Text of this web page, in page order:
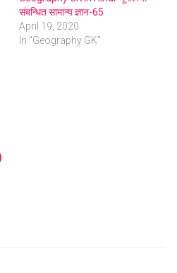
संबन्धित सामान्य ज्ञान-65
April 19, 2020
In "Geography GK"